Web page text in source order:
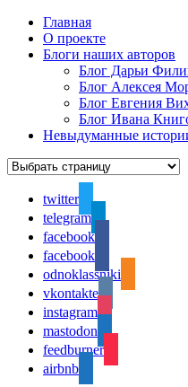
Главная
О проекте
Блоги наших авторов
Блог Дарьи
Блог Алексея
Блог Евгения
Блог Ивана
Невыдуманные
twitter
telegram
facebook
facebook
odnoklassniki
vkontakte
instagram
mastodon
feedburner
airbnb